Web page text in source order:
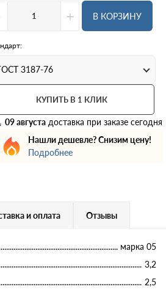
А500С
Для фундамента
Композитная арматура
6
16
20
22
+ В КОРЗИНУ
3187-76
КУПИТЬ В 1 КЛИК
09 августа доставка при заказе сегодня
Нашли дешевле? Снизим цену!
Подробнее
и оплата Отзывы
марка 05
3,2
2,5